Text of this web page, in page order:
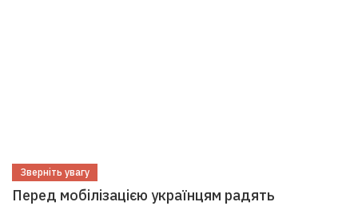
Зверніть увагу
Перед мобілізацією українцям радять